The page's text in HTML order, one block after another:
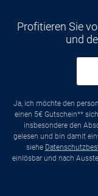
Profitieren Sie
und
Ja, ich möchte den
einen 5€ Gutschein**
insbesondere den
gelesen und bin damit
siehe
einlösbar und nach